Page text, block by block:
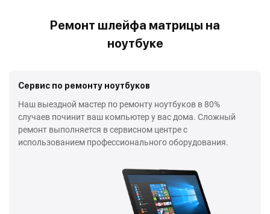
Ремонт шлейфа матрицы на
ноутбуке
Сервис по ремонту ноутбуков
Наш выездной мастер по ремонту ноутбуков в 80%
случаев починит ваш компьютер у вас дома. Сложный
ремонт выполняется в сервисном центре с
использованием профессионального оборудования.